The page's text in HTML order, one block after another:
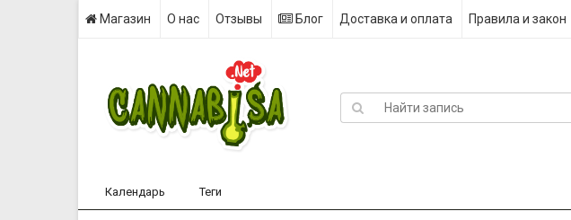
Магазин О нас Отзывы Блог Доставка и оплата Правила и закон
Календарь Теги